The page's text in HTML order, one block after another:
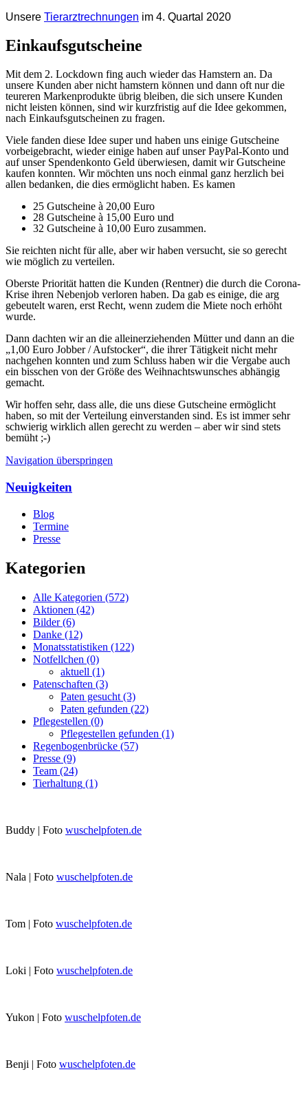
Unsere Tierarztrechnungen im 4. Quartal 2020
Einkaufsgutscheine
Mit dem 2. Lockdown fing auch wieder das Hamstern an. Da
unsere Kunden aber nicht hamstern können und dann oft nur die
teureren Markenprodukte übrig bleiben, die sich unsere Kunden
nicht leisten können, sind wir kurzfristig auf die Idee gekommen,
nach Einkaufsgutscheinen zu fragen.
Viele fanden diese Idee super und haben uns einige Gutscheine
vorbeigebracht, wieder einige haben auf unser PayPal-Konto und
auf unser Spendenkonto Geld überwiesen, damit wir Gutscheine
kaufen konnten. Wir möchten uns noch einmal ganz herzlich bei
allen bedanken, die dies ermöglicht haben. Es kamen
25 Gutscheine à 20,00 Euro
28 Gutscheine à 15,00 Euro und
32 Gutscheine à 10,00 Euro zusammen.
Sie reichten nicht für alle, aber wir haben versucht, sie so gerecht
wie möglich zu verteilen.
Oberste Priorität hatten die Kunden (Rentner) die durch die Corona-
Krise ihren Nebenjob verloren haben. Da gab es einige, die arg
gebeutelt waren, erst Recht, wenn zudem die Miete noch erhöht
wurde.
Dann dachten wir an die alleinerziehenden Mütter und dann an die
„1,00 Euro Jobber / Aufstocker“, die ihrer Tätigkeit nicht mehr
nachgehen konnten und zum Schluss haben wir die Vergabe auch
ein bisschen von der Größe des Weihnachtswunsches abhängig
gemacht.
Wir hoffen sehr, dass alle, die uns diese Gutscheine ermöglicht
haben, so mit der Verteilung einverstanden sind. Es ist immer sehr
schwierig wirklich allen gerecht zu werden – aber wir sind stets
bemüht ;-)
Navigation überspringen
Neuigkeiten
Blog
Termine
Presse
Kategorien
Alle Kategorien (572)
Aktionen (42)
Bilder (6)
Danke (12)
Monatsstatistiken (122)
Notfellchen (0)
aktuell (1)
Patenschaften (3)
Paten gesucht (3)
Paten gefunden (22)
Pflegestellen (0)
Pflegestellen gefunden (1)
Regenbogenbrücke (57)
Presse (9)
Team (24)
Tierhaltung (1)
Buddy | Foto wuschelpfoten.de
Nala | Foto wuschelpfoten.de
Tom | Foto wuschelpfoten.de
Loki | Foto wuschelpfoten.de
Yukon | Foto wuschelpfoten.de
Benji | Foto wuschelpfoten.de